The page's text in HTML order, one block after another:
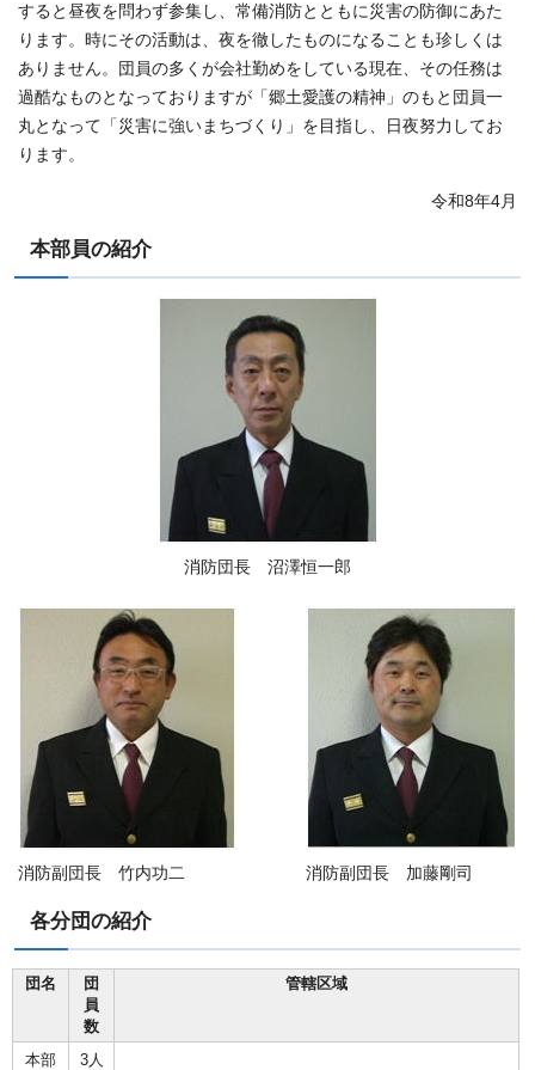
すると昼夜を問わず参集し、常備消防とともに災害の防御にあた
ります。時にその活動は、夜を徹したものになることも珍しくは
ありません。団員の多くが会社勤めをしている現在、その任務は
過酷なものとなっておりますが「郷土愛護の精神」のもと団員一
丸となって「災害に強いまちづくり」を目指し、日夜努力してお
ります。
令和8年4月
本部員の紹介
消防団長 沼澤恒一郎
消防副団長 竹内功二 消防副団長 加藤剛司
各分団の紹介
団名
団
員
数
管轄区域
本部
3人